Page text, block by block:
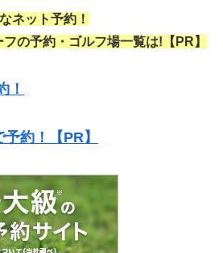
ネット予約！
の予約・ゴルフ場一覧は!【PR】
！
約！【PR】